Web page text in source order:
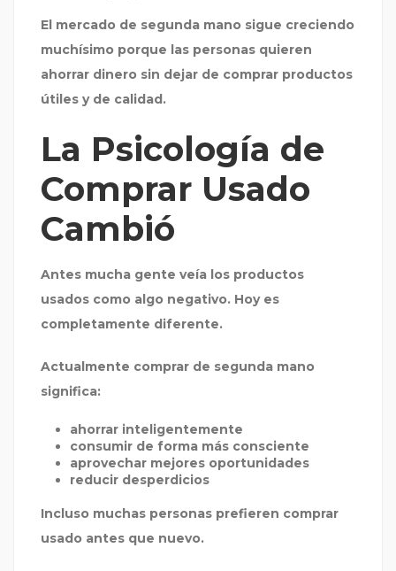
El mercado de segunda mano sigue creciendo
muchísimo porque las personas quieren
ahorrar dinero sin dejar de comprar productos
útiles y de calidad.
La Psicología de
Comprar Usado
Cambió
Antes mucha gente veía los productos
usados como algo negativo. Hoy es
completamente diferente.
Actualmente comprar de segunda mano
significa:
ahorrar inteligentemente
consumir de forma más consciente
aprovechar mejores oportunidades
reducir desperdicios
Incluso muchas personas prefieren comprar
usado antes que nuevo.